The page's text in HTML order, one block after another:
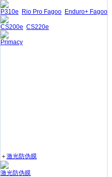
P310e Rio Pro Fagoo Enduro+ Fagoo
CS200e CS220e
Primacy
＋激光防伪膜
激光防伪膜